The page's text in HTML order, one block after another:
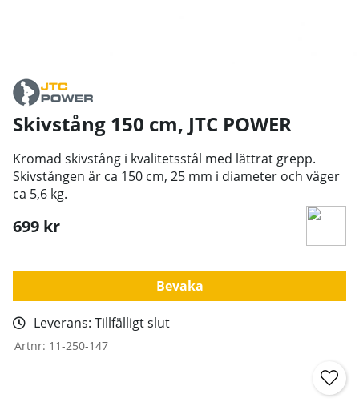
Skivstång 150 cm, JTC POWER
Kromad skivstång i kvalitetsstål med lättrat grepp.
Skivstången är ca 150 cm, 25 mm i diameter och väger
ca 5,6 kg.
699 kr
Bevaka
Leverans: Tillfälligt slut
Artnr: 11-250-147